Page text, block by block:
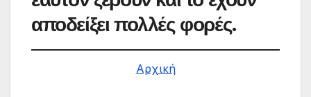
αποδείξει πολλές φορές.
Αρχική